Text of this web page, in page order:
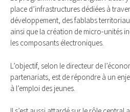
place d’infrastructures dédiées à
développement, des fablabs
ainsi que la création de micro-unités
les composants électroniques.
L’objectif, selon le directeur de
partenariats, est de répondre à un
à l’emploi des jeunes.